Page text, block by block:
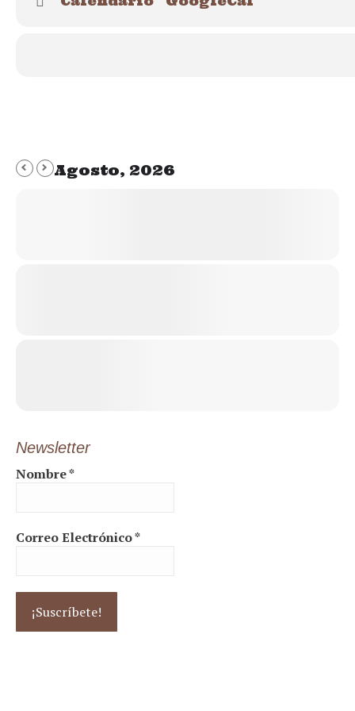
Dejamos aquí el resumen de este paseo en un bonito vídeo:
Agosto, 2026
Newsletter
Nombre*
Correo Electrónico*